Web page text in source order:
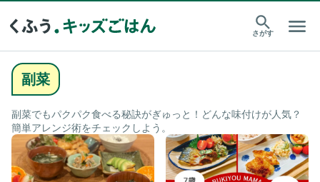
さがす
副菜
副菜でもパクパク食べる秘訣がぎゅっと！どんな味付けが人気？
簡単アレンジ術をチェックしよう。